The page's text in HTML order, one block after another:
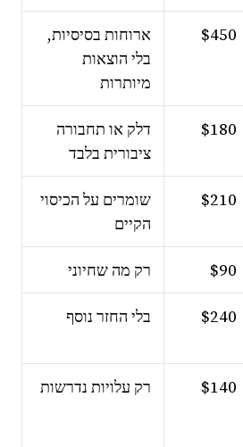
$450
ארוחות בסיסיות,
בלי הוצאות
מיותרות
$180
דלק או תחבורה
ציבורית בלבד
$210
שומרים על הכיסוי
הקיים
$90 רק מה שחיוני
$240 בלי החזר נוסף
$140 רק עלויות נדרשות